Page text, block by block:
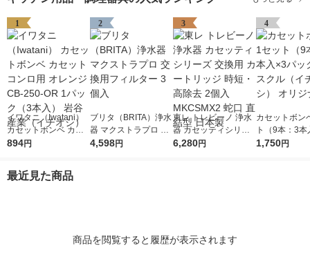
1
イワタニ（Iwatani）
カセットボンベ カセ
ットコンロ用 オレン
（イチオシ）
894円
2
ブリタ（BRITA）浄水
器 マクストラプロ 交
換用フィルター 3個入
4,598円
3
東レ トレビーノ 浄水
器 カセッティシリー
ズ 交換用 カートリッ
6,280円
4
カセットボン
ト（9本：3
ック） アス
1,750円
最近見た商品
商品を閲覧すると履歴が表示されます